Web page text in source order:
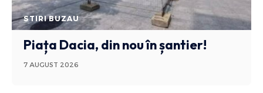
STIRI BUZAU
Piața Dacia, din nou în șantier!
7 AUGUST 2026